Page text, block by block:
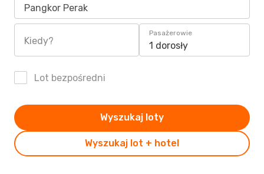
Pangkor Perak
Kiedy?
Pasażerowie
1 dorosły
Lot bezpośredni
Wyszukaj lot + hotel
Wyszukaj loty